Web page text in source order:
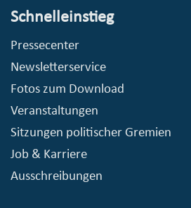
Schnelleinstieg
Pressecenter
Newsletterservice
Fotos zum Download
Veranstaltungen
Sitzungen politischer Gremien
Job & Karriere
Ausschreibungen